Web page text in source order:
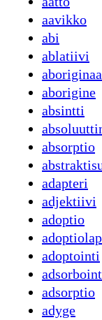
aavikko
abi
ablatiivi
aborigine
absintti
absorptio
adapteri
adjektiivi
adoptio
adoptointi
adsorptio
adyge